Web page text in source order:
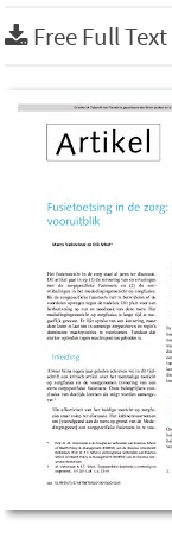
Free Full Text